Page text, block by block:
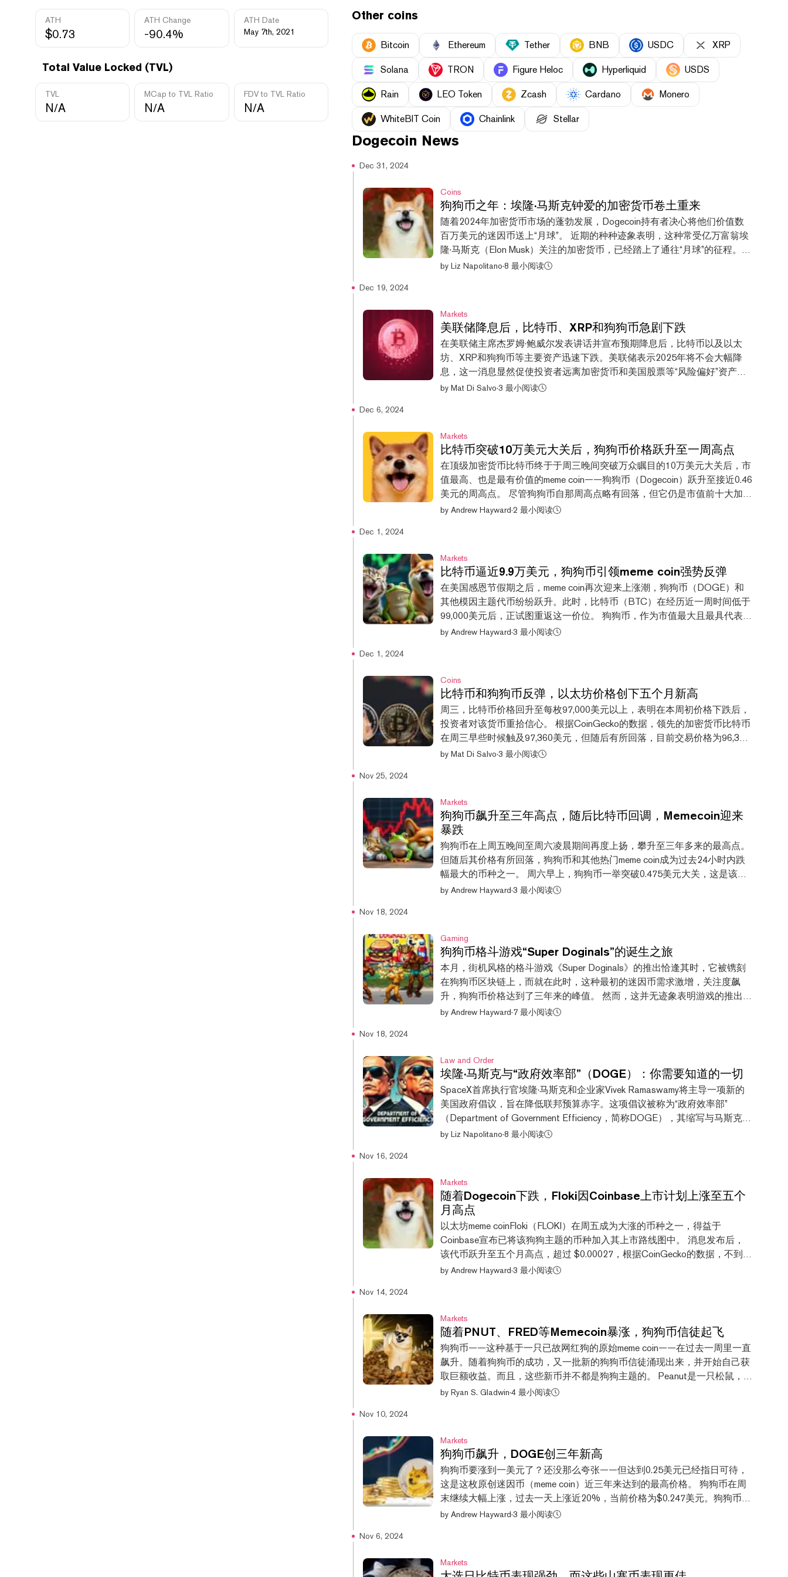
ATH
$0.73
ATH Change
-90.4%
ATH Date
May 7th, 2021
Total Value Locked (TVL)
TVL
N/A
MCap to TVL Ratio
N/A
FDV to TVL Ratio
N/A
Other coins
Bitcoin Ethereum Tether BNB USDC XRP
Solana TRON Figure Heloc Hyperliquid USDS
Rain LEO Token Zcash Cardano Monero
WhiteBIT Coin Chainlink Stellar
Dogecoin News
Dec 31, 2024
Coins
狗狗币之年：埃隆·马斯克钟爱的加密货币卷土重来
随着2024年加密货币市场的蓬勃发展，Dogecoin持有者决心将他们价值数
百万美元的迷因币送上“月球”。 近期的种种迹象表明，这种常受亿万富翁埃
隆·马斯克（Elon Musk）关注的加密货币，已经踏上了通往“月球”的征程。
Dogecoin在2024年表现非凡，不仅价格创下了三年新高，还成为了一项美
特朗普推动DOGE上涨 随着候任总统唐纳德·特朗普和盟友马斯克激发投资
者对数字资产的积极情绪，Dogecoin在12月初飙升至三年高点0.48美元。
该数字货币曾在2021年5月达到0.73美元的历史高点，此后的几年里一直远
低于这一水平，直到最近重新崛起。 Dogecoin Hits Highest Price Since
2021 as Bitcoin Edges Back Above $100K 几个月前，自称加密货币拥护者
的特朗普为重返白宫铺平道路，Dogecoin的价格开...
by Liz Napolitano·8 最小阅读
Dec 19, 2024
Markets
美联储降息后，比特币、XRP和狗狗币急剧下跌
在美联储主席杰罗姆·鲍威尔发表讲话并宣布预期降息后，比特币以及以太
坊、XRP和狗狗币等主要资产迅速下跌。美联储表示2025年将不会大幅降
息，这一消息显然促使投资者远离加密货币和美国股票等“风险偏好”资产。
在美联储新闻发布会后，市值最大的数字资产比特币暴跌，目前交易价格为
因币一个月来的最低点。 美联储周三再次降息25个基点。但鲍威尔表示，
“因此，在考虑进一步调整我们的政策利率时，我们可以更加谨慎。”交易者
对此消息持谨慎态度，股市同样出现下跌。 押注加密货币未来价格上涨的交
易者们的多头仓位被清算。据CoinGlass数据，在过去24小时内，超过6.9亿
美元的期货押注被关闭，其中大部分是多头仓位，仅在过去一小时内就有超
过3亿美元的清算总额。 比特币和其他加密货币在很大程度上受益于低利率
by Mat Di Salvo·3 最小阅读
Dec 6, 2024
Markets
比特币突破10万美元大关后，狗狗币价格跃升至一周高点
在顶级加密货币比特币终于于周三晚间突破万众瞩目的10万美元大关后，市
值最高、也是最有价值的meme coin——狗狗币（Dogecoin）跃升至接近0.46
美元的周高点。 尽管狗狗币自那周高点略有回落，但它仍是市值前十大加密
货币中涨幅最大的，更不用说它还是CoinGecko 数据中前100大加密货币里
的涨幅有所放缓，但自上个月唐纳德·特朗普当选以来，该币仍取得了令人印
象深刻的涨幅，在过去30天内上涨了163%。 比特币在周三晚间首次突破10
万美元大关后继续上涨，最高达到103,679美元。截至本文撰写时，比特币
的价格为102,447美元，距离最高点不到1%，30天的涨幅为49 Bitcoin
Dominance Swells as Crypto Market Tops $3.8 Trillion 其他市值较高的meme
coin今天也有所上涨，但涨幅几乎都不及狗狗币...
by Andrew Hayward·2 最小阅读
Dec 1, 2024
Markets
比特币逼近9.9万美元，狗狗币引领meme coin强势反弹
在美国感恩节假期之后，meme coin再次迎来上涨潮，狗狗币（DOGE）和
其他模因主题代币纷纷跃升。此时，比特币（BTC）在经历近一周时间低于
99,000美元后，正试图重返这一价位。 狗狗币，作为市值最大且最具代表性
的meme coin，当前价格为0.42美元，根据CoinGecko的数据，当日上涨
飙升了149%。这一涨幅得益于知名支持者埃隆·马斯克对唐纳德·特朗普的支
持，以及特朗普作为支持加密货币的候选人赢得选举。上周六，狗狗币的价
格达到了三年来的高点0.475美元。 在过去的一天里，主要meme coin普遍上
涨，其中Popcat（POPCAT）上涨12%， Bonk (BONK)上涨13%，
Brett（BRETT）和Pepe (PEPE) 均上涨约9%。 据CoinGlass数据显示，这
波涨势让一些押注主要meme coin价格下跌的交易者蒙受损失。在过去24小
by Andrew Hayward·3 最小阅读
Dec 1, 2024
Coins
比特币和狗狗币反弹，以太坊价格创下五个月新高
周三，比特币价格回升至每枚97,000美元以上，表明在本周初价格下跌后，
投资者对该货币重拾信心。 根据CoinGecko的数据，领先的加密货币比特币
在周三早些时候触及97,360美元，但随后有所回落，目前交易价格为96,320
美元。 上周，比特币一度逼近10万美元大关，但最终未能突破，不过仍然
前的价格为3,625美元。 以太坊一直在努力追赶比特币的涨幅，但现在资金
正重新流入该领域。不过，以太坊要想打破2021年创下的4,878美元的历史
高点，还需再上涨25%。 Bitcoin ETFs Notch Biggest Week Ever, Adding
$3.1 Billion as BTC Neared $100K 此外，狗狗币的价格也出现了上涨。特斯
拉首席执行官埃隆·马斯克钟爱的狗狗货币上涨了近5%，目前价格略高于
0.40美元，而周二其价格曾跌至0.37美元以下。 在特斯拉...
by Mat Di Salvo·3 最小阅读
Nov 25, 2024
Markets
狗狗币飙升至三年高点，随后比特币回调，Memecoin迎来
暴跌
狗狗币在上周五晚间至周六凌晨期间再度上扬，攀升至三年多来的最高点。
但随后其价格有所回落，狗狗币和其他热门meme coin成为过去24小时内跌
幅最大的币种之一。 周六早上，狗狗币一举突破0.475美元大关，这是该
meme coin自2021年5月以来首次升至如此高位。近几周来，狗狗币价格一直
30天内上涨了195%，在过去一年内上涨了430%。 然而，对于如此波动剧
烈的币种来说，这一高峰只是短暂的。随着上周加密货币市场的整体回落，
截至本文撰写时，狗狗币已跌至约0.41美元。例如，比特币在周五创下
99,645美元的新高，逼近10万美元的里程碑大关后，目前已跌至96,725美
元。 过去24小时内，狗狗币下跌了12%，但它并不是市值排名前10的加密
货币中跌幅最大的：在同一时间段内，XRP在周五创下三年新高后下跌了
by Andrew Hayward·3 最小阅读
Nov 18, 2024
Gaming
狗狗币格斗游戏“Super Doginals”的诞生之旅
本月，街机风格的格斗游戏《Super Doginals》的推出恰逢其时，它被镌刻
在狗狗币区块链上，而就在此时，这种最初的迷因币需求激增，关注度飙
升，狗狗币价格达到了三年来的峰值。 然而，这并无迹象表明游戏的推出是
特意选在这个时机的。据化名Pimax的创作者向Decrypt透露，这款游戏是为
直接铭刻在区块链上的加密游戏而言，都显得尤为精致且功能强大。它的设
计简洁，借鉴了《致命格斗》和《怒之铁拳》等经典按键格斗游戏的风格，
但拥有迷人的美术和音乐，确实捕捉到了迷因币粉丝群体的精髓。 Pimax表
示，这款游戏是使用OpenBOR开源游戏引擎开发的，该引擎已被移植到
WebAssembly语言，以便在网页浏览器中流畅运行，并与狗狗币协议标准兼
容。 他们还表示，这是一个“轻量级”的引擎，对于一款将完全铭刻在区块链
by Andrew Hayward·7 最小阅读
Nov 18, 2024
Law and Order
埃隆·马斯克与“政府效率部”（DOGE）：你需要知道的一切
SpaceX首席执行官埃隆·马斯克和企业家Vivek Ramaswamy将主导一项新的
美国政府倡议，旨在降低联邦预算赤字。这项倡议被称为“政府效率部”
（Department of Government Efficiency，简称DOGE），其缩写与马斯克最
喜爱的加密货币狗狗币（Dogecoin）的代号相同。据候任总统唐纳德·特朗普
马斯克去年8月首次在推特上提及。 虽然该项目最初看似是一个玩笑——作
为玩笑而创建，并且不出所料，每当马斯克提及它时，狗狗币的价格就会飙
升——但特朗普却对DOGE推动削减政府开支的努力表示支持，暗示这个曾
经虚构的部门将实际成为与美国政府相关联的实体。 Elon Musk and
Dogecoin: How the Billionaire Became the 'Dogefather' “埃隆·马斯克和维维
克·Ramaswamy将共同为我的政府铺平道路，以拆...
by Liz Napolitano·8 最小阅读
Nov 16, 2024
Markets
随着Dogecoin下跌，Floki因Coinbase上市计划上涨至五个
月高点
以太坊meme coinFloki（FLOKI）在周五成为大涨的币种之一，得益于
Coinbase宣布已将该狗狗主题的币种加入其上市路线图中。 消息发布后，
该代币跃升至五个月高点，超过 $0.00027，根据CoinGecko的数据，不到一
小时内涨幅达到21%。总体来看，以埃隆·马斯克现实生活中的爱犬命名的
国中心化交易所考虑上市的加密代币。虽然这并不意味着该代币一定会被加
入现货交易，但近几日我们看到该公司在这方面做出了相当迅速的调整。
Assets added to the roadmap today: FLOKI (FLOKI)https://t.co/rRB9d3hSr2
— Coinbase Assets 🛡️ (@CoinbaseAssets) November 15, 2024 周三，
Coinbase将另外两种知名的meme coin——以太坊的Pepe...
by Andrew Hayward·3 最小阅读
Nov 14, 2024
Markets
随着PNUT、FRED等Memecoin暴涨，狗狗币信徒起飞
狗狗币——这种基于一只已故网红狗的原始meme coin——在过去一周里一直
飙升。随着狗狗币的成功，又一批新的狗狗币信徒涌现出来，并开始自己获
取巨额收益。而且，这些新币并不都是狗狗主题的。 Peanut是一只松鼠，也
是另一只真实存在的宠物动物，它同样遭遇了不幸，本月早些时候因狂犬病
币安交易所上市，市值随之飙升超过15亿美元。据CoinGecko数据，在过去
七天里，该代币暴涨了1524%，当前价格为1.65美元。 What is Pnut? The
Meme Coin Dancing to Elon Musk's Tune 与此同时，与Peanut同住一只宠物
浣熊Fred也因狂犬病问题被纽约当局扣押并安乐死。周二，州官员确认花生
和弗雷德最终均未感染狂犬病。 对于这两只宠物动物无故被杀的消息，人们
感到愤怒，于是另一种名为“First Convicted Raccon（FRE...
by Ryan S. Gladwin·4 最小阅读
Nov 10, 2024
Markets
狗狗币飙升，DOGE创三年新高
狗狗币要涨到一美元了？还没那么夸张——但达到0.25美元已经指日可待，
这是这枚原创迷因币（meme coin）近三年来达到的最高价格。 狗狗币在周
末继续大幅上涨，过去一天上涨近20%，当前价格为$0.247美元。狗狗币上
一次达到如此高价还是在2021年11月，当时加密货币市场飙升，推动比特
的历史高位。 那么，是什么推动了当前的狂热呢？如之前所述，狗狗币近几
by Andrew Hayward·3 最小阅读
Nov 6, 2024
Markets